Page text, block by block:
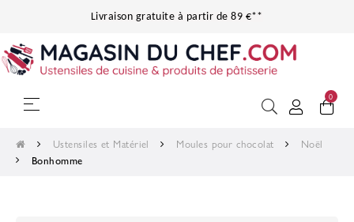
Livraison gratuite à partir de 89 €**
Basculer
navigation
☰ 0
Ustensiles et Matériel Moules pour chocolat
Noël
Bonhomme